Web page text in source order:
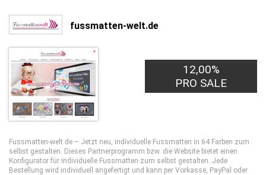
fussmatten-welt.de
12,00%
PRO SALE
Fussmatten-welt.de – Jetzt neu, individuelle Fussmatten in 64 Farben zum
selbst gestalten. Dieses Partnerprogramm bzw. die Website bietet einen
Konfigurator für individuelle Fussmatten zum selbst gestalten. Jede
Bestellung wird individuell angefertigt und kann per Vorkasse, PayPal oder